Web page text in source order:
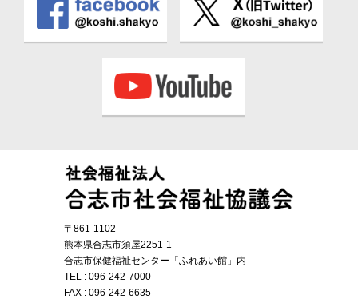
〒861-1102
熊本県合志市須屋2251-1
合志市保健福祉センター「ふれあい館」内
TEL : 096-242-7000
FAX : 096-242-6635